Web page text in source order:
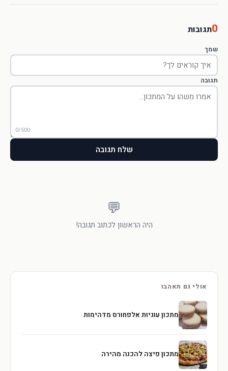
0תגובות
שמך
תגובה
0/500
שלח תגובה
💬
היה הראשון לכתוב תגובה!
אולי גם תאהבו
מתכון עוגיות אלפחורס מדהימות
מתכון פיצה להכנה מהירה